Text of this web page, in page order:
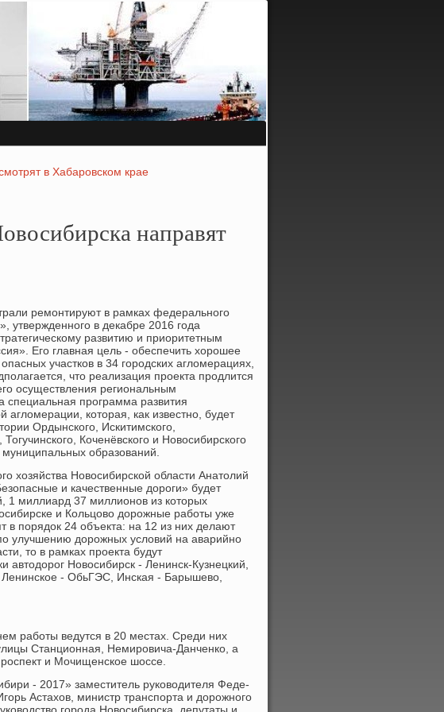
в Хабаровском крае
направят
ремонтируют в рамках федерального
утвержденного в декабре 2016 года
развитию и приоритетным
Его главная цель - обеспечить хорошее
участков в 34 городских агломерациях,
что реализация проекта продлится
осуществления региональным
специальная программа развития
которая, как известно, будет
Ордынского, Искитимского,
Коченёвского и Новосибирского
образований.
хозяйства Новосибирской области Анатолий
и качественные дороги» будет
1 миллиард 37 миллионов из которых
и Кольцово дорожные работы уже
в порядок 24 объекта: на 12 из них делают
улучшению дорожных условий на аварийно
то в рамках проекта будут
автодорог Новосибирск - Ленинск-Кузнецкий,
- ОбьГЭС, Инская - Барышево,
работы ведутся в 20 местах. Среди них
Станционная, Немировича-Данченко, а
и Мочищенское шоссе.
- 2017» заместитель руководителя Феде­
Астахов, министр транспорта и дорожного